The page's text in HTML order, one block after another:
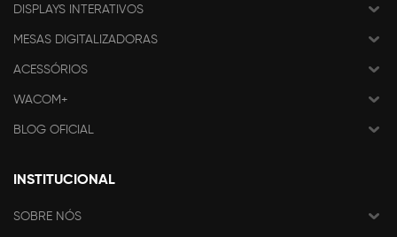
DISPLAYS INTERATIVOS
MESAS DIGITALIZADORAS
ACESSÓRIOS
WACOM+
BLOG OFICIAL
INSTITUCIONAL
SOBRE NÓS